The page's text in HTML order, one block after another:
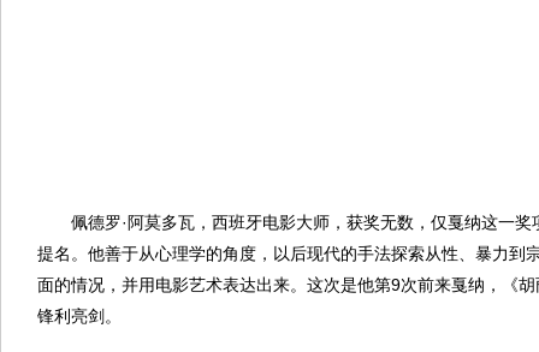
佩德罗·阿莫多瓦，西班牙电影大师，获奖无数，仅戛纳这一奖
提名。他善于从心理学的角度，以后现代的手法探索从性、暴力到
面的情况，并用电影艺术表达出来。这次是他第9次前来戛纳，《
锋利亮剑。